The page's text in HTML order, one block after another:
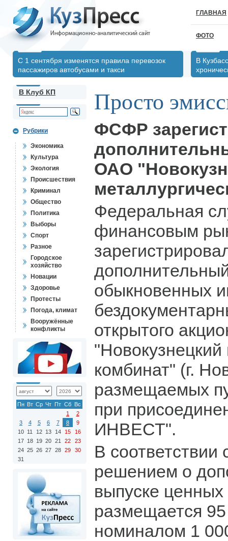
ГЛАВНАЯ
ФОТО
С 1 сентября изменятся правила перевозок
пассажиров автобусами и такси
В
В Клуб КП
Рубрики
Экономика
Культура
Экология
Происшествия
Криминал
Общество
Политика
Выборы
Спорт
Разное
Городское
хозяйство
Новации
Здоровье
Протесты
Погода, климат
Вооружённые
конфликты
Пн Вт Ср Чт Пт Сб Вс
1
2
3
4 5 6 7 8
9
10 11 12 13 14 15
16
17 18 19 20 21 22
23
24 25 26 27 28 29
30
31
Просто
ФСФР
ОАО
Федеральная
финансовым
обыкновенных
открытого
"Новокузнецкий
комбинат" (г.
размещаемых
при
ИНВЕСТ".
В
решением о
выпуске
размещается
номиналом 1